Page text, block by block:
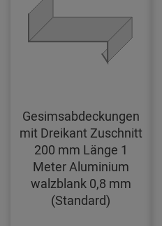
Gesimsabdeckungen
mit Dreikant Zuschnitt
200 mm Länge 1
Meter Aluminium
walzblank 0,8 mm
(Standard)